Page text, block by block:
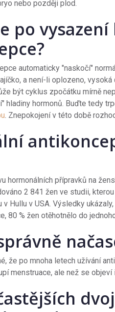
nebo později plod.
po
automaticky "naskočí"
a není-li oplozeno,
být cyklus zpočátku mírně
hladiny hormonů. Buďte tedy
. Znepokojení v této době
hormonálních přípravků na
2 841 žen ve studii,
Hullu v USA. Výsledky
80 % žen otěhotnělo do
že po mnoha letech užívání
menstruace, ale než se objeví